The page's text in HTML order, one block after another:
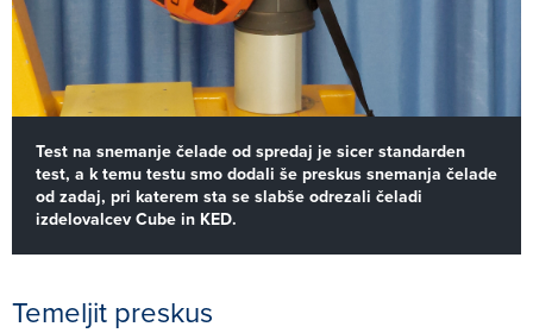
Test na snemanje čelade od spredaj je sicer standarden
test, a k temu testu smo dodali še preskus snemanja čelade
od zadaj, pri katerem sta se slabše odrezali čeladi
izdelovalcev Cube in KED.
Temeljit preskus